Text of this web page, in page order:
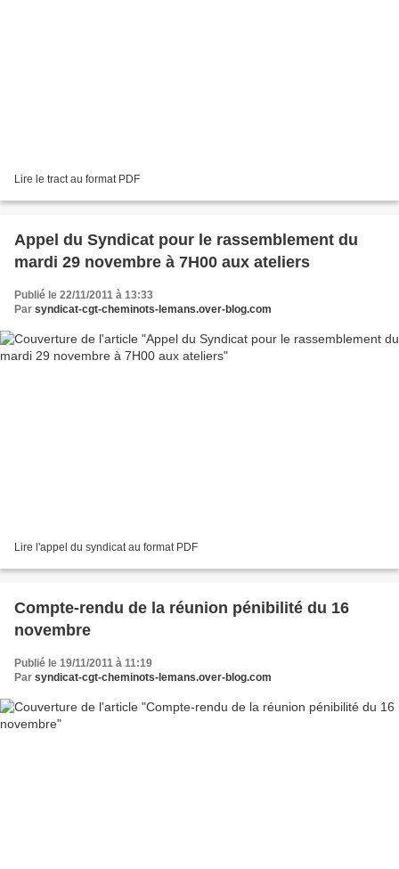
Lire le tract au format PDF
Appel du Syndicat pour le rassemblement du
mardi 29 novembre à 7H00 aux ateliers
Publié le 22/11/2011 à 13:33
Par syndicat-cgt-cheminots-lemans.over-blog.com
Lire l'appel du syndicat au format PDF
Compte-rendu de la réunion pénibilité du 16
novembre
Publié le 19/11/2011 à 11:19
Par syndicat-cgt-cheminots-lemans.over-blog.com